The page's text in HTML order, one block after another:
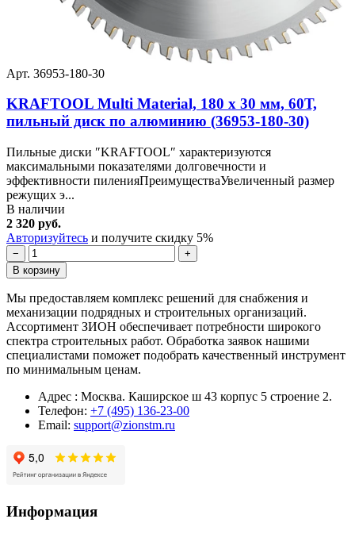
Арт. 36953-180-30
KRAFTOOL Multi Material, 180 х 30 мм, 60Т,
пильный диск по алюминию (36953-180-30)
Пильные диски ″KRAFTOOL″ характеризуются
максимальными показателями долговечности и
эффективности пиленияПреимуществаУвеличенный размер
режущих э...
В наличии
2 320 руб.
Авторизуйтесь и получите скидку 5%
−
+
В корзину
Мы предоставляем комплекс решений для снабжения и
механизации подрядных и строительных организаций.
Ассортимент ЗИОН обеспечивает потребности широкого
спектра строительных работ. Обработка заявок нашими
специалистами поможет подобрать качественный инструмент
по минимальным ценам.
Адрес : Москва. Каширское ш 43 корпус 5 строение 2.
Телефон: +7 (495) 136-23-00
Email: support@zionstm.ru
Информация